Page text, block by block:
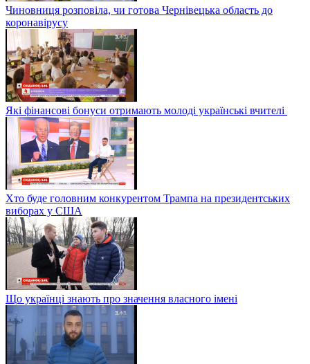
Чиновниця розповіла, чи готова Чернівецька область до
коронавірусу
Які фінансові бонуси отримають молоді українські вчителі
Хто буде головним конкурентом Трампа на президентських
виборах у США
Що українці знають про значення власного імені